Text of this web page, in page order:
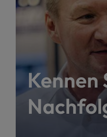
Kennen